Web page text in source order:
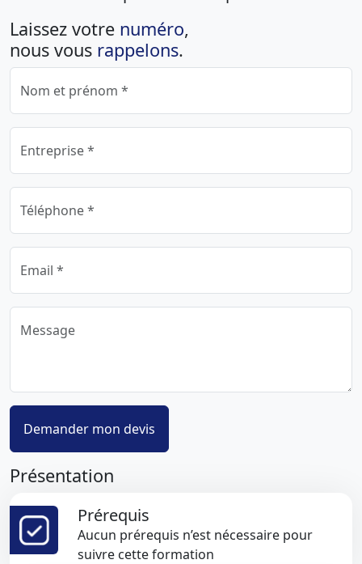
Laissez votre numéro,
nous vous rappelons.
Présentation
Prérequis
Aucun prérequis n’est nécessaire pour
suivre cette formation